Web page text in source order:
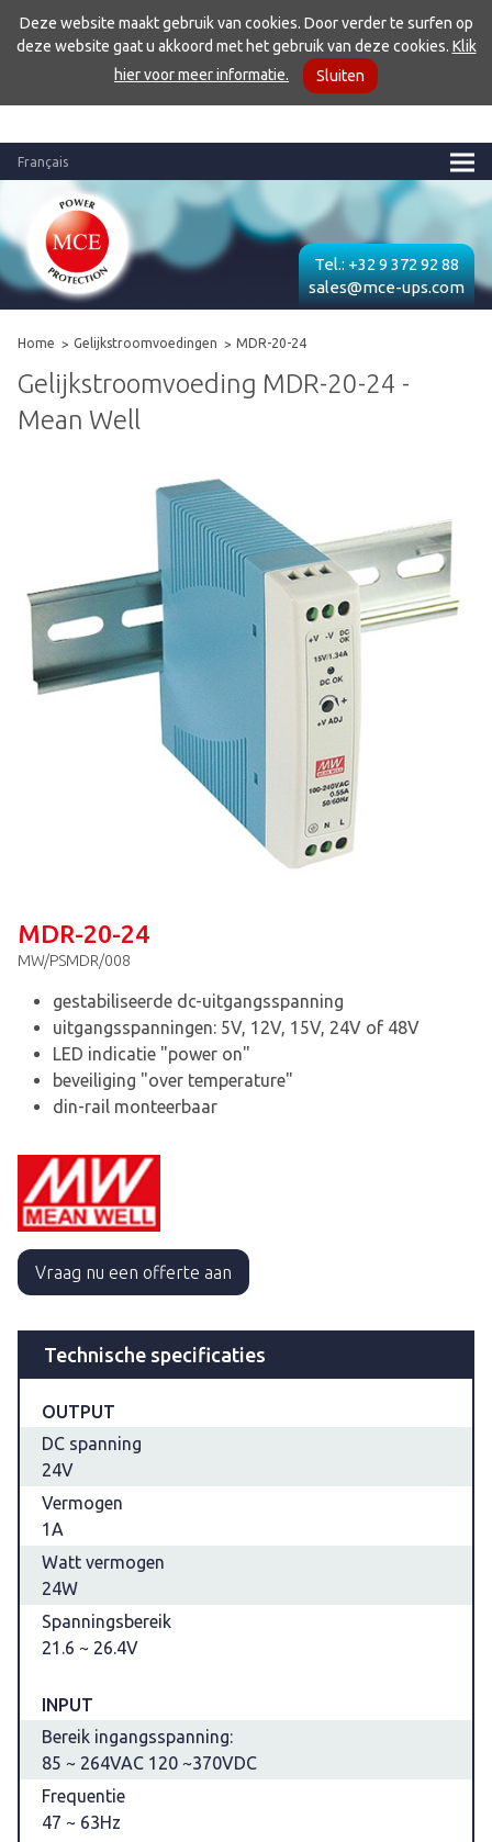
Deze website maakt gebruik van cookies. Door verder te surfen op
deze website gaat u akkoord met het gebruik van deze cookies. Klik
hier voor meer informatie.
Sluiten
Français
Tel.:+32 9 372 92 88
sales@mce-ups.com
Home Gelijkstroomvoedingen MDR-20-24
Gelijkstroomvoeding MDR-20-24 -
Mean Well
MDR-20-24
MW/PSMDR/008
gestabiliseerde dc-uitgangsspanning
uitgangsspanningen: 5V, 12V, 15V, 24V of 48V
LED indicatie "power on"
beveiliging "over temperature"
din-rail monteerbaar
Vraag nu een offerte aan
Technische specificaties
OUTPUT
DC spanning
24V
Vermogen
1A
Watt vermogen
24W
Spanningsbereik
21.6 ~ 26.4V
INPUT
Bereik ingangsspanning:
85 ~ 264VAC 120 ~370VDC
Frequentie
47 ~ 63Hz